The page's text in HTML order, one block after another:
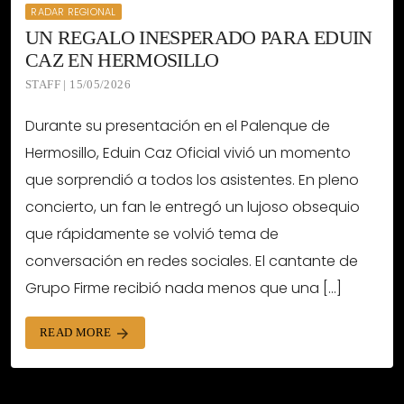
RADAR REGIONAL
UN REGALO INESPERADO PARA EDUIN
CAZ EN HERMOSILLO
STAFF | 15/05/2026
Durante su presentación en el Palenque de
Hermosillo, Eduin Caz Oficial vivió un momento
que sorprendió a todos los asistentes. En pleno
concierto, un fan le entregó un lujoso obsequio
que rápidamente se volvió tema de
conversación en redes sociales. El cantante de
Grupo Firme recibió nada menos que una […]
READ MORE arrow_forward